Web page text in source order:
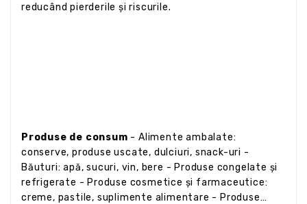
reducând pierderile și riscurile.
Produse de consum - Alimente ambalate:
conserve, produse uscate, dulciuri, snack-uri -
Băuturi: apă, sucuri, vin, bere - Produse congelate și
refrigerate - Produse cosmetice și farmaceutice:
creme, pastile, suplimente alimentare - Produse